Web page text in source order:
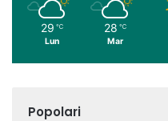
29 ℃
Lun
28 ℃
Mar
Popolari